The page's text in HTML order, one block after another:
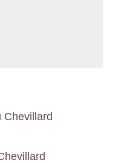
Chevillard